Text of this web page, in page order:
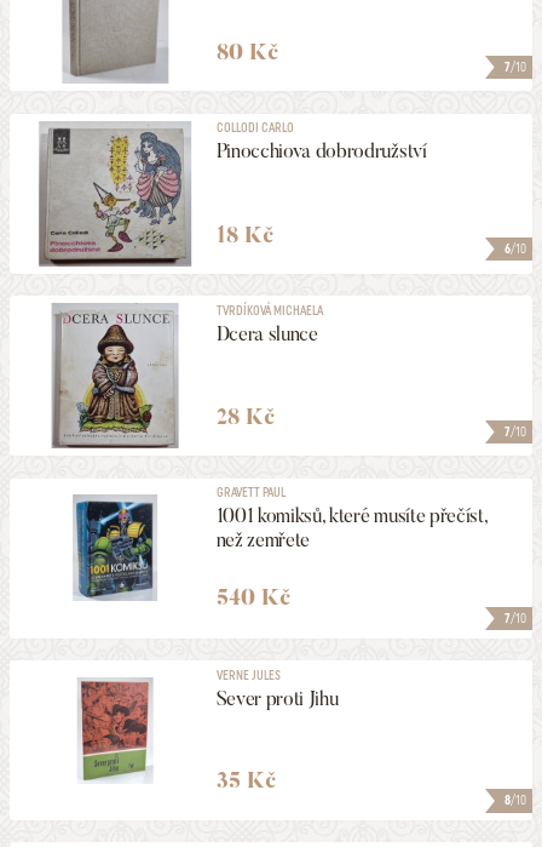
7/10
80 Kč
6/10
COLLODI CARLO
Pinocchiova dobrodružství
18 Kč
7/10
TVRDÍKOVÁ MICHAELA
Dcera slunce
28 Kč
7/10
GRAVETT PAUL
1001 komiksů, které musíte přečíst,
než zemřete
540 Kč
8/10
VERNE JULES
Sever proti Jihu
35 Kč